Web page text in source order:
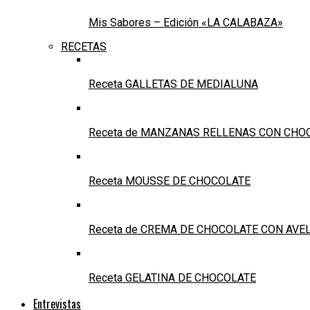
Mis Sabores – Edición «LA CALABAZA»
RECETAS
Receta GALLETAS DE MEDIALUNA
Receta de MANZANAS RELLENAS CON
Receta MOUSSE DE CHOCOLATE
Receta de CREMA DE CHOCOLATE CON
Receta GELATINA DE CHOCOLATE
Entrevistas